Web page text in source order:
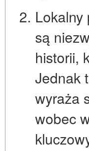
Lokalny
są
historii,
Jednak
wyraża
wobec